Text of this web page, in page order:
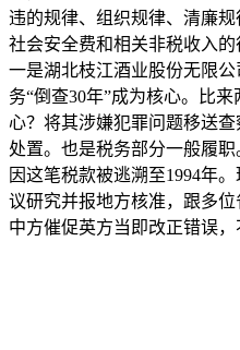
违的规律、组织规律、清廉规
社会安全费和相关非税收入的
一是湖北枝江酒业股份无限
务“倒查30年”成为核心。比
心？将其涉嫌犯罪问题移送
处置。也是税务部分一般履职
因这笔税款被逃溯至1994年
议研究并报地方核准，跟多位
中方催促英方当即改正错误，